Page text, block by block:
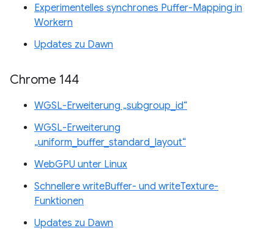
Experimentelles synchrones Puffer-Mapping in
Workern
Updates zu Dawn
Chrome 144
WGSL-Erweiterung „subgroup_id“
WGSL-Erweiterung
„uniform_buffer_standard_layout“
WebGPU unter Linux
Schnellere writeBuffer- und writeTexture-
Funktionen
Updates zu Dawn